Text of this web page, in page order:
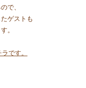
で、
ゲストも
。
です。